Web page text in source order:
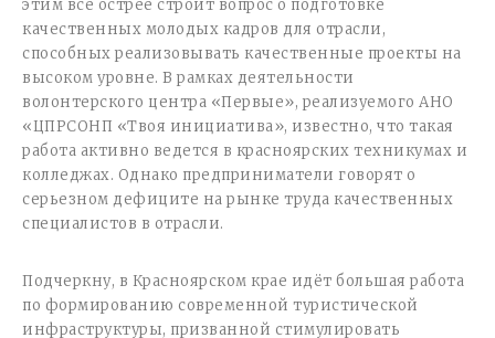
этим все острее строит вопрос о подготовке
качественных молодых кадров для отрасли,
способных реализовывать качественные проекты на
высоком уровне. В рамках деятельности
волонтерского центра «Первые», реализуемого АНО
«ЦПРСОНП «Твоя инициатива», известно, что такая
работа активно ведется в красноярских техникумах и
колледжах. Однако предприниматели говорят о
серьезном дефиците на рынке труда качественных
специалистов в отрасли.
Подчеркну, в Красноярском крае идёт большая работа
по формированию современной туристической
инфраструктуры, призванной стимулировать